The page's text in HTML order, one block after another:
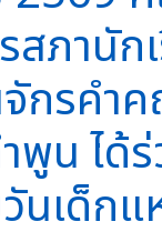
สภานัก
จักรคำ
พูน ได้
นเด็กแ